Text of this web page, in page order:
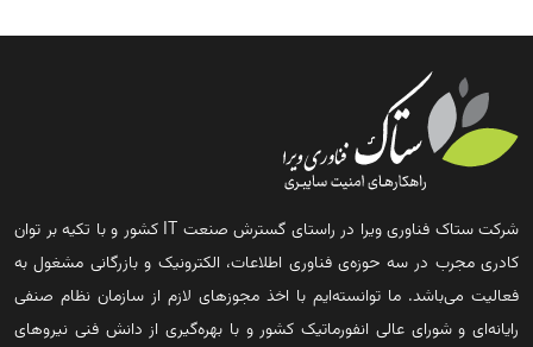
شرکت ستاک فناوری ویرا در راستای گسترش صنعت IT کشور و با تکیه بر توان
کادری مجرب در سه حوزه‌ی فناوری اطلاعات، الکترونیک و بازرگانی مشغول به
فعالیت می‌باشد. ما توانسته‌ایم با اخذ مجوزهای لازم از سازمان نظام صنفی
رایانه‌ای و شورای عالی انفورماتیک کشور و با بهره‌گیری از دانش فنی نیروهای